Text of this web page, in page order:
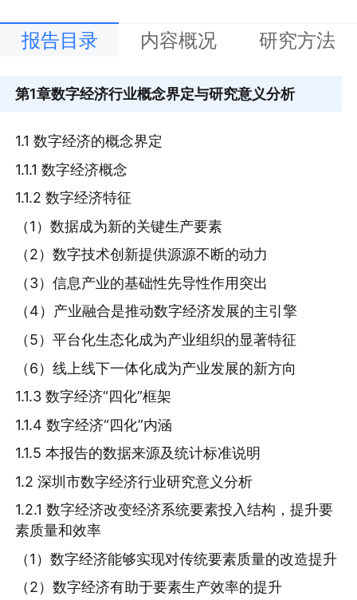
报告目录 内容概况 研究方法
第1章数字经济行业概念界定与研究意义分析
1.1 数字经济的概念界定
1.1.1 数字经济概念
1.1.2 数字经济特征
（1）数据成为新的关键生产要素
（2）数字技术创新提供源源不断的动力
（3）信息产业的基础性先导性作用突出
（4）产业融合是推动数字经济发展的主引擎
（5）平台化生态化成为产业组织的显著特征
（6）线上线下一体化成为产业发展的新方向
1.1.3 数字经济“四化”框架
1.1.4 数字经济“四化”内涵
1.1.5 本报告的数据来源及统计标准说明
1.2 深圳市数字经济行业研究意义分析
1.2.1 数字经济改变经济系统要素投入结构，提升要
素质量和效率
（1）数字经济能够实现对传统要素质量的改造提升
（2）数字经济有助于要素生产效率的提升